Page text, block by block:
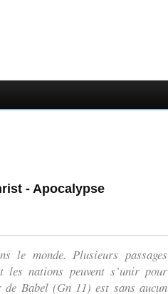
- Apocalypse
le monde. Plusieurs passages
les nations peuvent s’unir pour
Babel (Gn 11) est sans aucun